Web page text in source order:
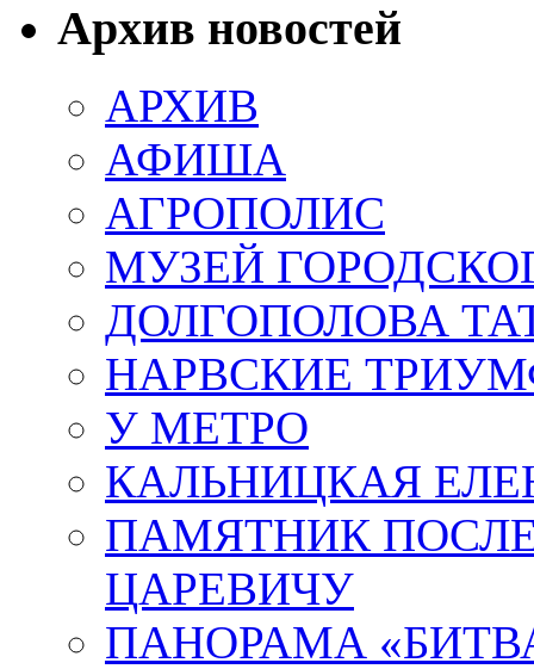
Архив новостей
АРХИВ
АФИША
АГРОПОЛИС
МУЗЕЙ
ДОЛГОПОЛОВА
НАРВСКИЕ
У МЕТРО
КАЛЬНИЦКАЯ
ПАМЯТНИК
ЦАРЕВИЧУ
ПАНОРАМА